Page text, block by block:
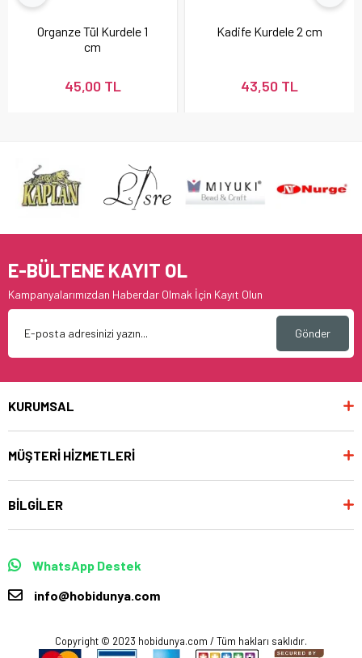
Organze Tül Kurdele 1
cm
45,00 TL
Kadife Kurdele 2 cm
43,50 TL
E-BÜLTENE KAYIT OL
Kampanyalarımızdan Haberdar Olmak İçin Kayıt Olun
Gönder
KURUMSAL
MÜŞTERİ HİZMETLERİ
BİLGİLER
WhatsApp Destek
info@hobidunya.com
Copyright © 2023 hobidunya.com / Tüm hakları saklıdır.